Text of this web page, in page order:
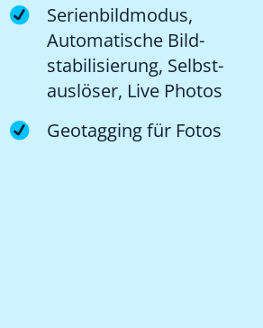
Serienbildmodus,
Automatische Bild­
stabilisierung, Selbst­
auslöser, Live Photos
Geotagging für Fotos